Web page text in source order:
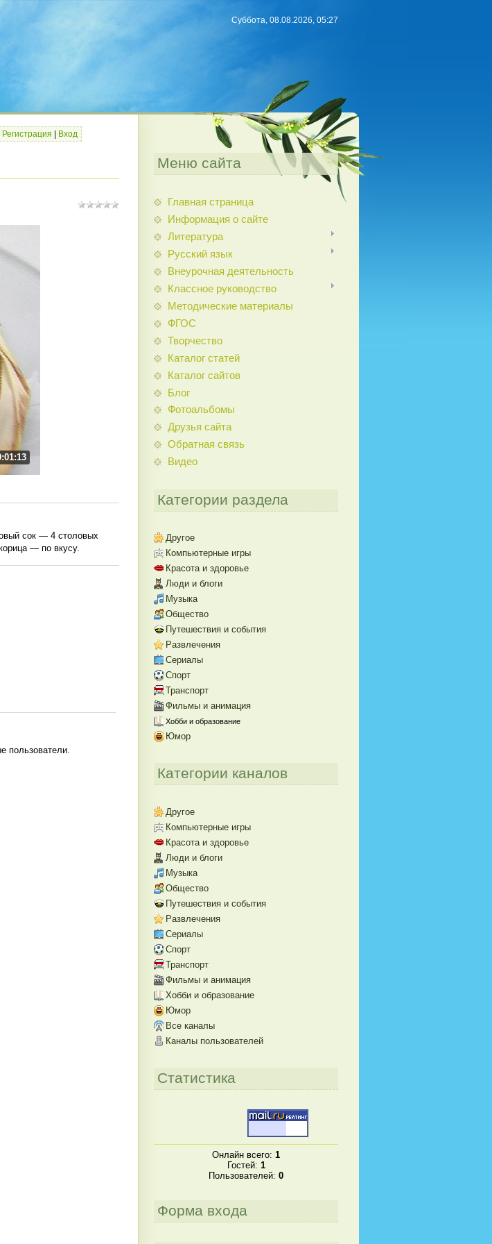
Суббота, 08.08.2026, 05:27
Регистрация Вход
сок — 4 столовых
— по вкусу.
пользователи.
Меню сайта
Главная страница
Информация о сайте
Литература
Русский язык
Внеурочная деятельность
Классное руководство
Методические материалы
ФГОС
Творчество
Каталог статей
Каталог сайтов
Блог
Фотоальбомы
Друзья сайта
Обратная связь
Видео
Категории раздела
Другое
Компьютерные игры
Красота и здоровье
Люди и блоги
Музыка
Общество
Путешествия и события
Развлечения
Сериалы
Спорт
Транспорт
Фильмы и анимация
Хобби и образование
Юмор
Категории каналов
Другое
Компьютерные игры
Красота и здоровье
Люди и блоги
Музыка
Общество
Путешествия и события
Развлечения
Сериалы
Спорт
Транспорт
Фильмы и анимация
Хобби и образование
Юмор
Все каналы
Каналы пользователей
Статистика
Онлайн всего: 1
Гостей: 1
Пользователей: 0
Форма входа